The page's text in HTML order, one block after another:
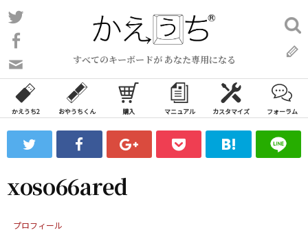
コ
ン
ン
ツ
ス
ッ
すべてのキーボードが あなた専用になる
い
合
わ
フ
ォ
ム
検
索:
かえうち2 おやうちくん 購入 マニュアル カスタマイズ フォーラム
xoso66ared
プロフィール